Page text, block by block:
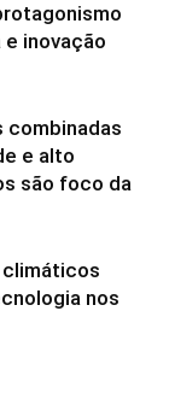
inovação
combinadas
e alto
são foco da
nos